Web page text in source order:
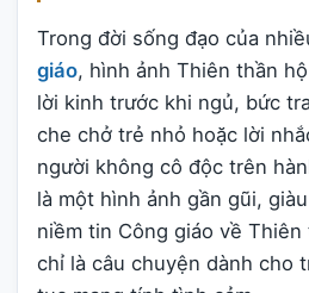
Trong đời sống đạo của
giáo, hình ảnh Thiên thần
lời kinh trước khi ngủ, bức
che chở trẻ nhỏ hoặc lời
người không cô độc trên
là một hình ảnh gần gũi,
niềm tin Công giáo về
chỉ là câu chuyện dành cho